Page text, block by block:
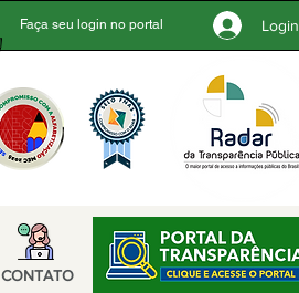
Faça seu login no portal Login
CONTATO